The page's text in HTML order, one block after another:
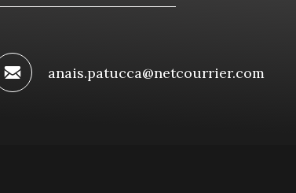
anais.patucca@netcourrier.com